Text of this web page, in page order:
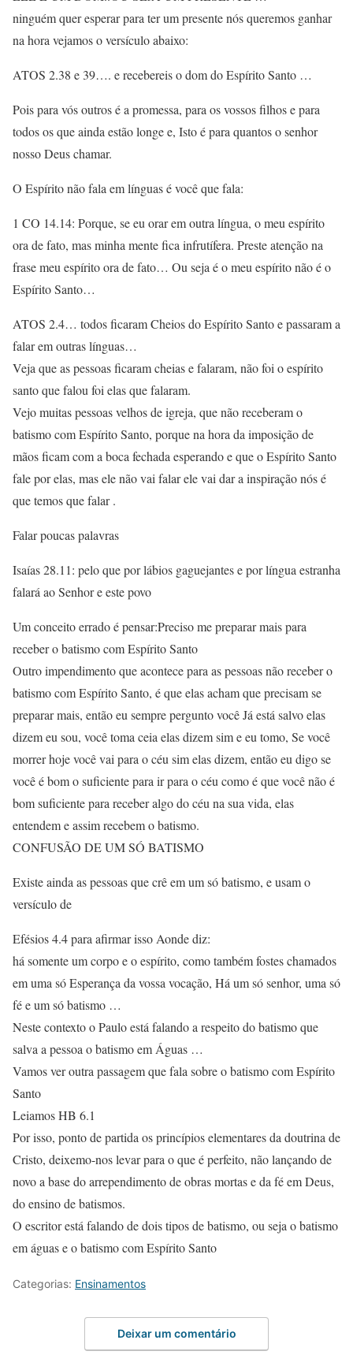
ninguém quer esperar para ter um presente nós queremos ganhar
na hora vejamos o versículo abaixo:
ATOS 2.38 e 39…. e recebereis o dom do Espírito Santo …
Pois para vós outros é a promessa, para os vossos filhos e para
todos os que ainda estão longe e, Isto é para quantos o senhor
nosso Deus chamar.
O Espírito não fala em línguas é você que fala:
1 CO 14.14: Porque, se eu orar em outra língua, o meu espírito
ora de fato, mas minha mente fica infrutífera. Preste atenção na
frase meu espírito ora de fato… Ou seja é o meu espírito não é o
Espírito Santo…
ATOS 2.4… todos ficaram Cheios do Espírito Santo e passaram a
falar em outras línguas…
Veja que as pessoas ficaram cheias e falaram, não foi o espírito
santo que falou foi elas que falaram.
Vejo muitas pessoas velhos de igreja, que não receberam o
batismo com Espírito Santo, porque na hora da imposição de
mãos ficam com a boca fechada esperando e que o Espírito Santo
fale por elas, mas ele não vai falar ele vai dar a inspiração nós é
que temos que falar .
Falar poucas palavras
Isaías 28.11: pelo que por lábios gaguejantes e por língua estranha
falará ao Senhor e este povo
Um conceito errado é pensar:Preciso me preparar mais para
receber o batismo com Espírito Santo
Outro impendimento que acontece para as pessoas não receber o
batismo com Espírito Santo, é que elas acham que precisam se
preparar mais, então eu sempre pergunto você Já está salvo elas
dizem eu sou, você toma ceia elas dizem sim e eu tomo, Se você
morrer hoje você vai para o céu sim elas dizem, então eu digo se
você é bom o suficiente para ir para o céu como é que você não é
bom suficiente para receber algo do céu na sua vida, elas
entendem e assim recebem o batismo.
CONFUSÃO DE UM SÓ BATISMO
Existe ainda as pessoas que crê em um só batismo, e usam o
versículo de
Efésios 4.4 para afirmar isso Aonde diz:
há somente um corpo e o espírito, como também fostes chamados
em uma só Esperança da vossa vocação, Há um só senhor, uma só
fé e um só batismo …
Neste contexto o Paulo está falando a respeito do batismo que
salva a pessoa o batismo em Águas …
Vamos ver outra passagem que fala sobre o batismo com Espírito
Santo
Leiamos HB 6.1
Por isso, ponto de partida os princípios elementares da doutrina de
Cristo, deixemo-nos levar para o que é perfeito, não lançando de
novo a base do arrependimento de obras mortas e da fé em Deus,
do ensino de batismos.
O escritor está falando de dois tipos de batismo, ou seja o batismo
em águas e o batismo com Espírito Santo
Categorias: Ensinamentos
Deixar um comentário